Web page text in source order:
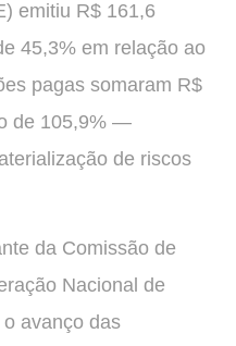
emitiu R$ 161,6
45,3% em relação ao
pagas somaram R$
de 105,9% —
de riscos
da Comissão de
Nacional de
avanço das